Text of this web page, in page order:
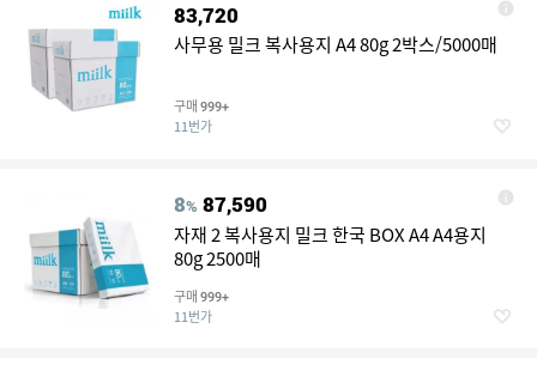
83,720
사무용 밀크 복사용지 A4 80g 2박스/5000매
구매 999+
11번가
8% 87,590
자재 2 복사용지 밀크 한국 BOX A4 A4용지
80g 2500매
구매 999+
11번가